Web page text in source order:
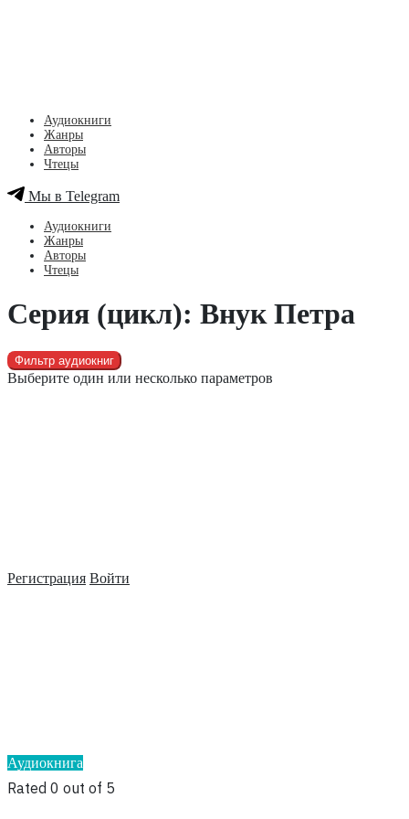
Регистрация Войти
Аудиокниги
Жанры
Авторы
Чтецы
Мы в Telegram
Аудиокниги
Жанры
Авторы
Чтецы
Серия (цикл): Внук Петра
Фильтр аудиокниг
Выберите один или несколько параметров
Аудиокнига
Rated 0 out of 5